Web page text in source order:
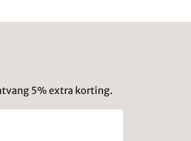
5% extra korting.